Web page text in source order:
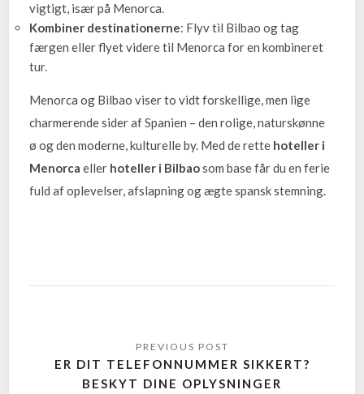
vigtigt, især på Menorca.
Kombiner destinationerne: Flyv til Bilbao og tag
færgen eller flyet videre til Menorca for en kombineret
tur.
Menorca og Bilbao viser to vidt forskellige, men lige
charmerende sider af Spanien – den rolige, naturskønne
ø og den moderne, kulturelle by. Med de rette hoteller i
Menorca eller hoteller i Bilbaosom base får du en ferie
fuld af oplevelser, afslapning og ægte spansk stemning.
ER DIT TELEFONNUMMER SIKKERT?
BESKYT DINE OPLYSNINGER